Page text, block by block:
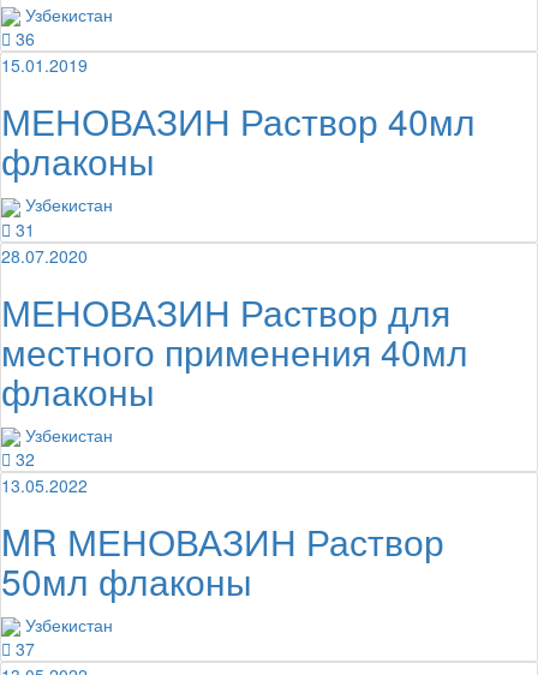
Узбекистан
36
15.01.2019
МЕНОВАЗИН Раствор 40мл
флаконы
Узбекистан
31
28.07.2020
МЕНОВАЗИН Раствор для
местного применения 40мл
флаконы
Узбекистан
32
13.05.2022
MR МЕНОВАЗИН Раствор
50мл флаконы
Узбекистан
37